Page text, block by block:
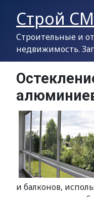
Строй
Строительные и
недвижимость.
и балконов,